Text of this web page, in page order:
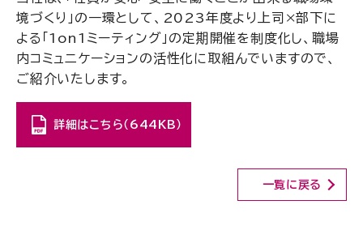
境づくり」の一環として、2023年度より上司×部下に
よる「1on1ミーティング」の定期開催を制度化し、職場
内コミュニケーションの活性化に取組んでいますので、
ご紹介いたします。
詳細はこちら（644KB）
一覧に戻る